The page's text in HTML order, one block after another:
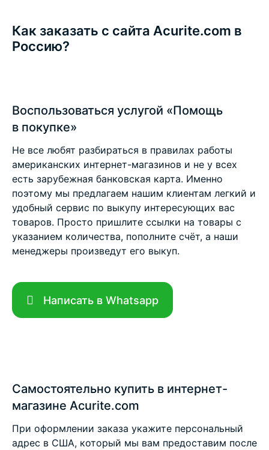
Как заказать с сайта Acurite.com в
Россию?
Воспользоваться услугой «Помощь
в покупке»
Не все любят разбираться в правилах работы
американских интернет-магазинов и не у всех
есть зарубежная банковская карта. Именно
поэтому мы предлагаем нашим клиентам легкий и
удобный сервис по выкупу интересующих вас
товаров. Просто пришлите ссылки на товары с
указанием количества, пополните счёт, а наши
менеджеры произведут его выкуп.
Написать в Whatsapp
Самостоятельно купить в интернет-
магазине Acurite.com
При оформлении заказа укажите персональный
адрес в США, который мы вам предоставим после